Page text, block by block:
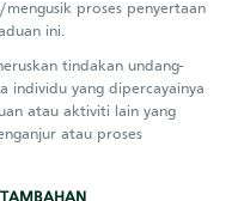
proses penyertaan
ini.
tindakan undang-
individu yang dipercayainya
atau aktiviti lain yang
atau proses
TAMBAHAN